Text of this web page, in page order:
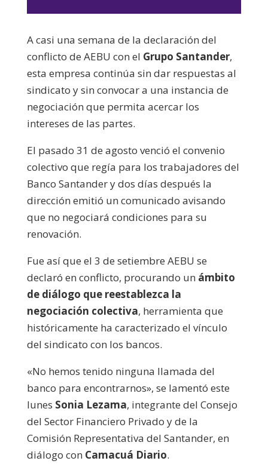
A casi una semana de la declaración del
conflicto de AEBU con el Grupo Santander,
esta empresa continúa sin dar respuestas al
sindicato y sin convocar a una instancia de
negociación que permita acercar los
intereses de las partes.
El pasado 31 de agosto venció el convenio
colectivo que regía para los trabajadores del
Banco Santander y dos días después la
dirección emitió un comunicado avisando
que no negociará condiciones para su
renovación.
Fue así que el 3 de setiembre AEBU se
declaró en conflicto, procurando un ámbito
de diálogo que reestablezca la
negociación colectiva, herramienta que
históricamente ha caracterizado el vínculo
del sindicato con los bancos.
«No hemos tenido ninguna llamada del
banco para encontrarnos», se lamentó este
lunes Sonia Lezama, integrante del Consejo
del Sector Financiero Privado y de la
Comisión Representativa del Santander, en
diálogo con Camacuá Diario.